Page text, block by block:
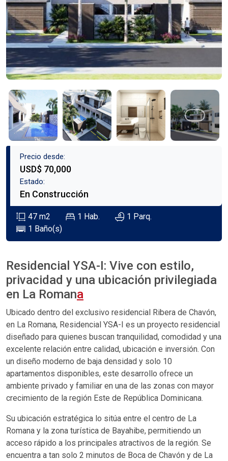
Precio desde:
USD$ 70,000
Estado:
En Construcción
47 m2 1 Hab. 1 Parq.
1 Baño(s)
Residencial YSA-I: Vive con estilo,
privacidad y una ubicación privilegiada
en La Romana
Ubicado dentro del exclusivo residencial Ribera de Chavón,
en La Romana, Residencial YSA-I es un proyecto residencial
diseñado para quienes buscan tranquilidad, comodidad y una
excelente relación entre calidad, ubicación e inversión. Con
un diseño moderno de baja densidad y solo 10
apartamentos disponibles, este desarrollo ofrece un
ambiente privado y familiar en una de las zonas con mayor
crecimiento de la región Este de República Dominicana.
Su ubicación estratégica lo sitúa entre el centro de La
Romana y la zona turística de Bayahibe, permitiendo un
acceso rápido a los principales atractivos de la región. Se
encuentra a tan solo 2 minutos de Boca de Chavón y de La